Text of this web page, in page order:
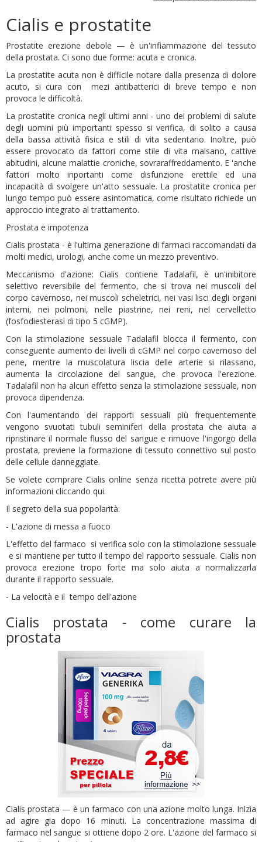
Cialis e prostatite
Prostatite erezione debole — è un'infiammazione del tessuto
della prostata. Ci sono due forme: acuta e cronica.
La prostatite acuta non è difficile notare dalla presenza di dolore
acuto, si cura con mezi antibatterici di breve tempo e non
provoca le difficoltà.
La prostatite cronica negli ultimi anni - uno dei problemi di salute
degli uomini più importanti spesso si verifica, di solito a causa
della bassa attività fisica e stili di vita sedentario. Inoltre, può
essere provocato da fattori come stile di vita malsano, cattive
abitudini, alcune malattie croniche, sovraraffreddamento. E 'anche
fattori molto inportanti come disfunzione erettile ed una
incapacità di svolgere un'atto sessuale. La prostatite cronica per
lungo tempo può essere asintomatica, come risultato richiede un
approccio integrato al trattamento.
Prostata e impotenza
Cialis prostata - è l'ultima generazione di farmaci raccomandati da
molti medici, urologi, anche come un mezzo preventivo.
Meccanismo d'azione: Cialis contiene Tadalafil, è un'inibitore
selettivo reversibile del fermento, che si trova nei muscoli del
corpo cavernoso, nei muscoli scheletrici, nei vasi lisci degli organi
interni, nei polmoni, nelle piastrine, nei reni, nel cervelletto
(fosfodiesterasi di tipo 5 cGMP).
Con la stimolazione sessuale Tadalafil blocca il fermento, con
conseguente aumento dei livelli di cGMP nel corpo cavernoso del
pene, mentre la muscolatura liscia delle arterie si rilassano,
aumenta la circolazione del sangue, che provoca l'erezione.
Tadalafil non ha alcun effetto senza la stimolazione sessuale, non
provoca dipendenza.
Con l'aumentando dei rapporti sessuali più frequentemente
vengono svuotati tubuli seminiferi della prostata che aiuta a
ripristinare il normale flusso del sangue e rimuove l'ingorgo della
prostata, previene la formazione di tessuto connettivo sul posto
delle cellule danneggiate.
Se volete comprare Cialis online senza ricetta potrete avere più
informazioni cliccando qui.
Il segreto della sua popolarità:
- L'azione di messa a fuoco
L'effetto del farmaco si verifica solo con la stimolazione sessuale
e si mantiene per tutto il tempo del rapporto sessuale. Cialis non
provoca erezione tropo forte ma solo aiuta a normalizzarla
durante il rapporto sessuale.
- La velocità e il tempo dell'azione
Cialis prostata - come curare la
prostata
Cialis prostata — è un farmaco con una azione molto lunga. Inizia
ad agire gia dopo 16 minuti. La concentrazione massima di
farmaco nel sangue si ottiene dopo 2 ore. L'azione del farmaco si